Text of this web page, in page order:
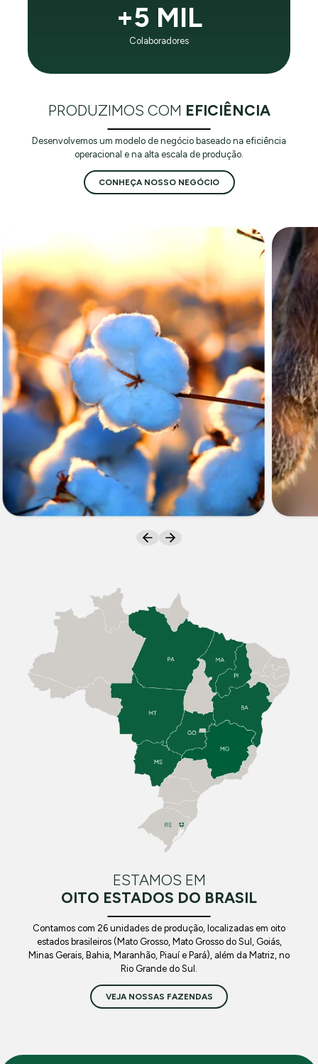
+5 MIL
Colaboradores
PRODUZIMOS COM EFICIÊNCIA
Desenvolvemos um modelo de negócio baseado na eficiência
operacional e na alta escala de produção.
CONHEÇA NOSSO NEGÓCIO
ESTAMOS EM
OITO ESTADOS DO BRASIL
Contamos com 26 unidades de produção, localizadas em oito
estados brasileiros (Mato Grosso, Mato Grosso do Sul, Goiás,
Minas Gerais, Bahia, Maranhão, Piauí e Pará), além da Matriz, no
Rio Grande do Sul.
VEJA NOSSAS FAZENDAS